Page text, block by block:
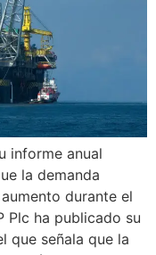
informe anual
la demanda
durante el
Plc ha publicado su
que señala que la